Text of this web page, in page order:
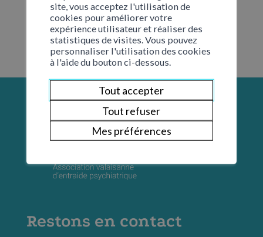
Restons en contact
site, vous acceptez l'utilisation de
cookies pour améliorer votre
expérience utilisateur et réaliser des
statistiques de visites. Vous pouvez
personnaliser l'utilisation des cookies
à l'aide du bouton ci-dessous.
Tout accepter
Tout refuser
Mes préférences